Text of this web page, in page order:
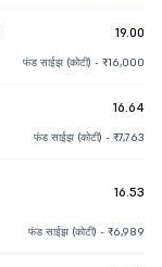
19.00
फंड साईझ (कोटी) - ₹16,000
16.64
फंड साईझ (कोटी) - ₹7,763
16.53
फंड साईझ (कोटी) - ₹6,989